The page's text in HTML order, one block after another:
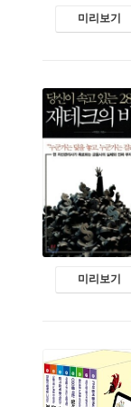
미리보기
미리보기